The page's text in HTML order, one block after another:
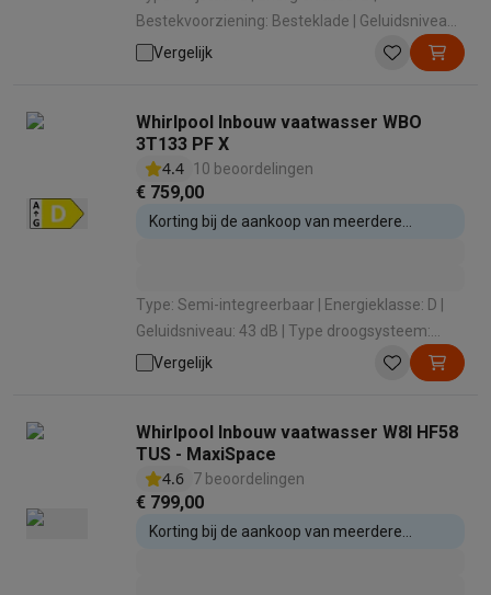
Bestekvoorziening: Besteklade | Geluidsniveau:
41 dB | Geluidsniveauklasse: B
Vergelijk
Whirlpool Inbouw vaatwasser WBO
3T133 PF X
4.4 10 beoordelingen
€ 759,00
Korting bij de aankoop van meerdere
Type: Semi-integreerbaar | Energieklasse: D |
Geluidsniveau: 43 dB | Type droogsysteem:
Condens Statisch / Eigenwarmte |
Vergelijk
Whirlpool Inbouw vaatwasser W8I HF58
TUS - MaxiSpace
4.6 7 beoordelingen
€ 799,00
Korting bij de aankoop van meerdere